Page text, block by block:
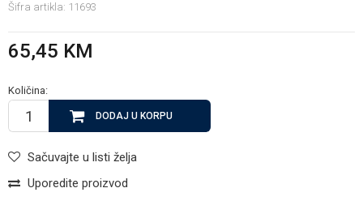
Šifra artikla: 11693
65,45 KM
Količina:
DODAJ U KORPU
Sačuvajte u listi želja
Uporedite proizvod